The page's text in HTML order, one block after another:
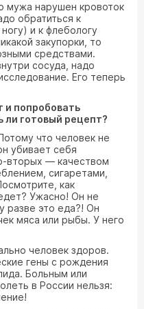
мужа нарушен кровоток
обратиться к
и к флебологу
закупорки, то
средствами.
сосуда, надо
Его теперь
и попробовать
ли готовый рецепт?
что человек не
убивает себя
вторых — качеством
сигаретами,
как
Ужасно! Он не
разве это еда?! Он
мяса или рыбы. У него
человек здоров.
гены с рождения
Больным или
в России нельзя: